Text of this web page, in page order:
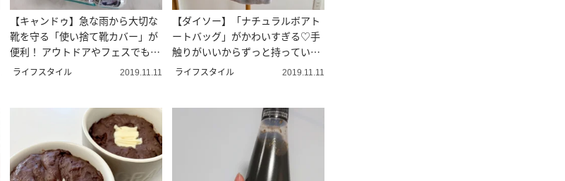
【キャンドゥ】急な雨から大切な
靴を守る「使い捨て靴カバー」が
便利！ アウトドアやフェスでも使
えそう♪
ライフスタイル 2019.11.11
【ダイソー】「ナチュラルボアト
ートバッグ」がかわいすぎる♡手
触りがいいからずっと持っていた
くなる♪
ライフスタイル 2019.11.11